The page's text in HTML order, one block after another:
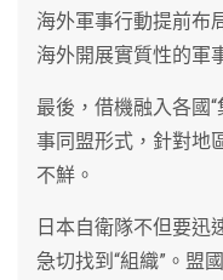
海外軍事行動提前布
海外開展實質性的軍
最後，借機融入各國
事同盟形式，針對地
不鮮。
日本自衛隊不但要迅
急切找到“組織”。盟